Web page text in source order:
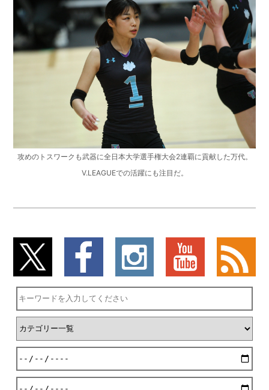
攻めのトスワークも武器に全日本大学選手権大会2連覇に貢献した万代。
V.LEAGUEでの活躍にも注目だ。